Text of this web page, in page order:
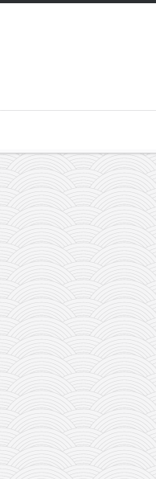
интернет пословање
исхраном до здравља
мој хаику
моменти и места
бонус садржај
светлопис
законоправило
духовни отац
православље
забрањена историја
ћирилица
породичне приче
прота Воја